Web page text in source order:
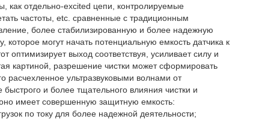
как отдельно-excited цепи, контролируемые
частоты, etc. сравненные с традиционным
более стабилизированную и более надежную
которое могут начать потенциальную емкость датчика к
оптимизирует выход соответствуя, усиливает силу и
картиной, разрешение чистки может сформировать
расчехленное ультразвуковыми волнами от
и более тщательного влияния чистки и
имеет совершенную защитную емкость:
по току для более надежной деятельности;